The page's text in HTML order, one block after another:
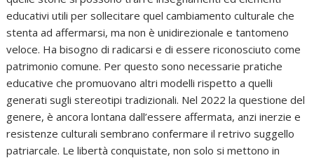
educativi utili per sollecitare quel cambiamento culturale che
stenta ad affermarsi, ma non è unidirezionale e tantomeno
veloce. Ha bisogno di radicarsi e di essere riconosciuto come
patrimonio comune. Per questo sono necessarie pratiche
educative che promuovano altri modelli rispetto a quelli
generati sugli stereotipi tradizionali. Nel 2022 la questione del
genere, è ancora lontana dall’essere affermata, anzi inerzie e
resistenze culturali sembrano confermare il retrivo suggello
patriarcale. Le libertà conquistate, non solo si mettono in